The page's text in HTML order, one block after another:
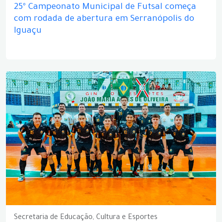
25º Campeonato Municipal de Futsal começa
com rodada de abertura em Serranópolis do
Iguaçu
Secretaria de Educação, Cultura e Esportes